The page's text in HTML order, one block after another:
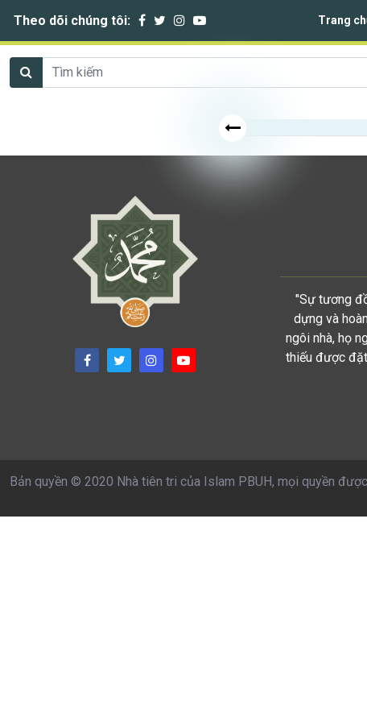
Theo dõi chúng tôi: Trang
"Sự tương
dựng và
ngôi nhà, họ
thiếu được
Bản quyền © 2020 Nhà tiên tri của Islam PBUH, mọi quyền